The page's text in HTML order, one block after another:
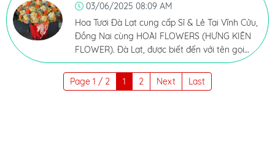
03/06/2025 08:09 AM
Hoa Tươi Đà Lạt cung cấp Sỉ & Lẻ Tại Vĩnh Cửu,
Đồng Nai cùng HOÀI FLOWERS (HƯNG KIÊN
FLOWER). Đà Lạt, được biết đến với tên gọi
"Thành phố hoa" của Việt Nam, nổi tiếng với
những cánh đồng hoa tươi đẹp và khí hậu mát
mẻ quanh năm. Hoa tươi Đà Lạt luôn đượcc
Page 1 / 2 1 2 Next Last